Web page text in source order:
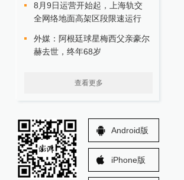
8月9日运营开始起，上海轨交
全网络地面高架区段限速运行
外媒：阿根廷球星梅西父亲豪尔
赫去世，终年68岁
查看更多
Android版
iPhone版